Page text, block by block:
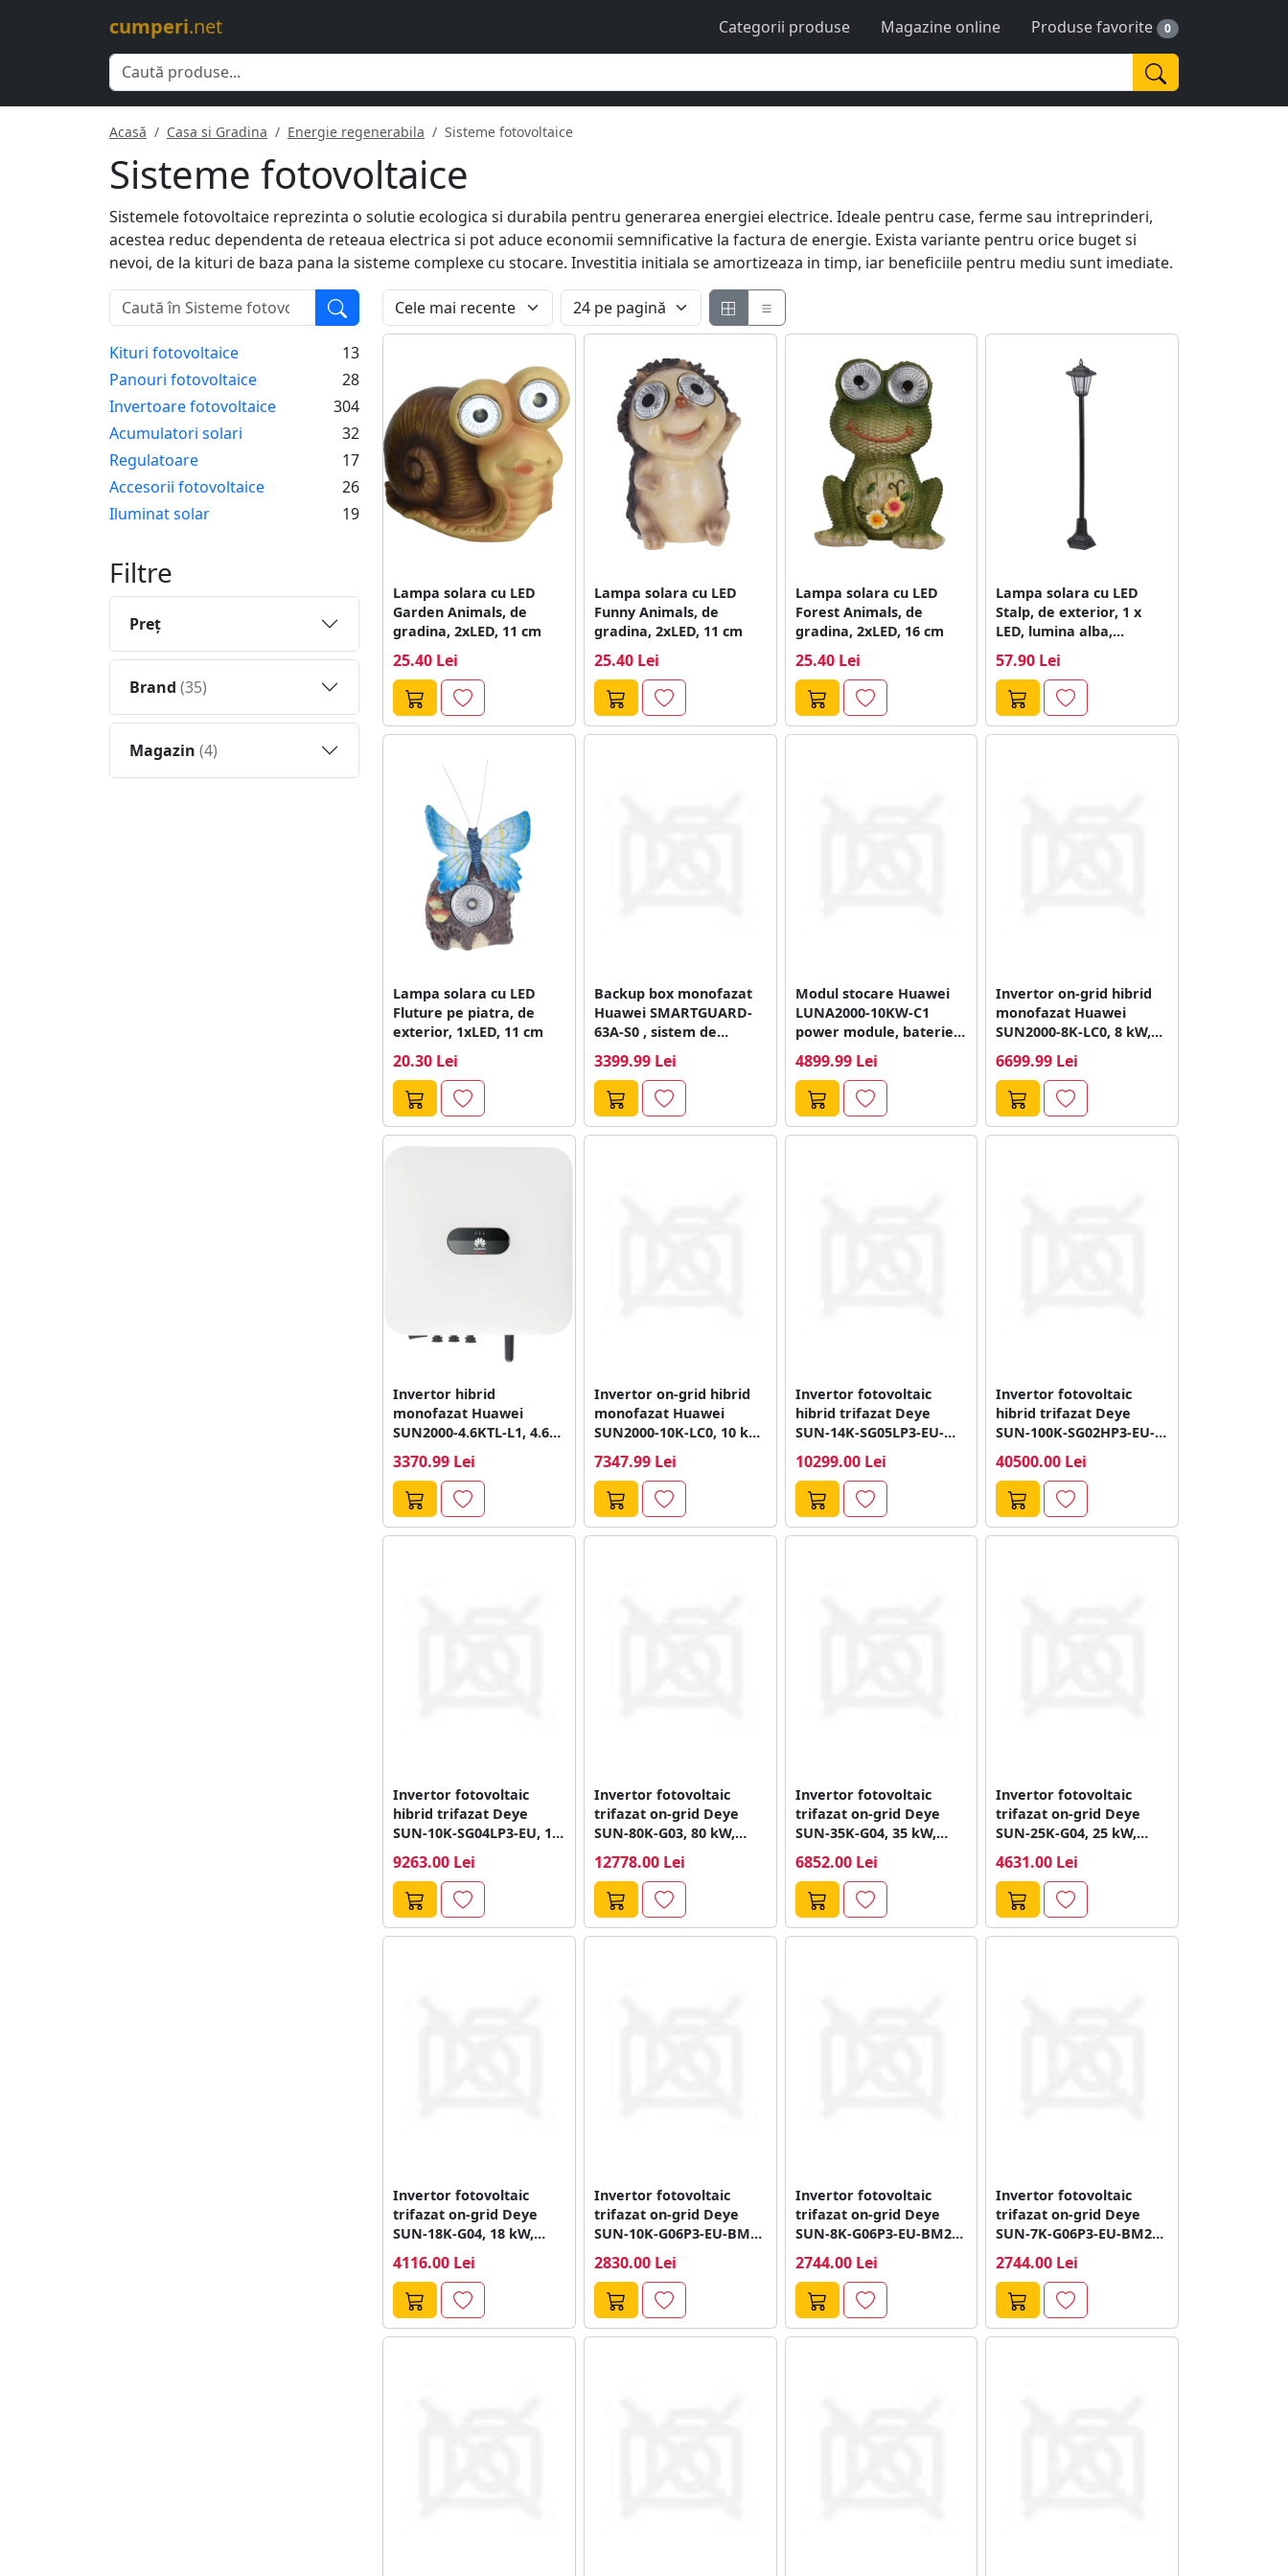
cumperi.net Categorii produse Magazine online Produse favorite 0
Acasă Casa si Gradina Energie regenerabila Sisteme fotovoltaice
Sisteme fotovoltaice
Sistemele fotovoltaice reprezinta o solutie ecologica si durabila pentru generarea energiei electrice. Ideale pentru case, ferme sau intreprinderi,
acestea reduc dependenta de reteaua electrica si pot aduce economii semnificative la factura de energie. Exista variante pentru orice buget si
nevoi, de la kituri de baza pana la sisteme complexe cu stocare. Investitia initiala se amortizeaza in timp, iar beneficiile pentru mediu sunt imediate.
Kituri fotovoltaice
13
Panouri fotovoltaice
28
Invertoare fotovoltaice
304
Acumulatori solari
32
Regulatoare
17
Accesorii fotovoltaice
26
Iluminat solar
19
Filtre
Preţ
Brand (35)
Magazin (4)
Lampa solara cu LED
Garden Animals, de
gradina, 2xLED, 11 cm
25.40 Lei
Lampa solara cu LED
Funny Animals, de
gradina, 2xLED, 11 cm
25.40 Lei
Lampa solara cu LED
Forest Animals, de
gradina, 2xLED, 16 cm
25.40 Lei
Lampa solara cu LED
Stalp, de exterior, 1 x
LED, lumina alba,...
57.90 Lei
Lampa solara cu LED
Fluture pe piatra, de
exterior, 1xLED, 11 cm
20.30 Lei
Backup box monofazat
Huawei SMARTGUARD-
63A-S0 , sistem de
LiFePo4,...
3399.99 Lei
Modul stocare Huawei
LUNA2000-10KW-C1
power module, baterie
4899.99 Lei
Invertor on-grid hibrid
monofazat Huawei
SUN2000-8K-LC0, 8 kW,
6699.99 Lei
Invertor hibrid
monofazat Huawei
SUN2000-4.6KTL-L1, 4.6
3370.99 Lei
Invertor on-grid hibrid
monofazat Huawei
SUN2000-10K-LC0, 10 kW,
7347.99 Lei
Invertor fotovoltaic
hibrid trifazat Deye
SUN-14K-SG05LP3-EU-
MPPT, WiFi
10299.00 Lei
Invertor fotovoltaic
hibrid trifazat Deye
SUN-100K-SG02HP3-EU-
WiFi
40500.00 Lei
Invertor fotovoltaic
hibrid trifazat Deye
SUN-10K-SG04LP3-EU, 10
9263.00 Lei
Invertor fotovoltaic
trifazat on-grid Deye
SUN-80K-G03, 80 kW,
12778.00 Lei
Invertor fotovoltaic
trifazat on-grid Deye
SUN-35K-G04, 35 kW,
6852.00 Lei
Invertor fotovoltaic
trifazat on-grid Deye
SUN-25K-G04, 25 kW,
4631.00 Lei
Invertor fotovoltaic
trifazat on-grid Deye
SUN-18K-G04, 18 kW,
4116.00 Lei
Invertor fotovoltaic
trifazat on-grid Deye
SUN-10K-G06P3-EU-BM2-
2830.00 Lei
Invertor fotovoltaic
trifazat on-grid Deye
SUN-8K-G06P3-EU-BM2-
2744.00 Lei
Invertor fotovoltaic
trifazat on-grid Deye
SUN-7K-G06P3-EU-BM2-
2744.00 Lei